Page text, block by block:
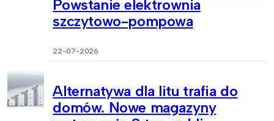
Powstanie elektrownia
szczytowo-pompowa
22-07-2026
Alternatywa dla litu trafia do
domów. Nowe magazyny